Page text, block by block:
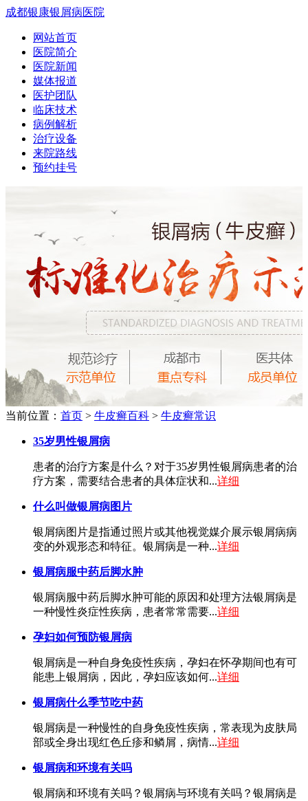
成都银康银屑病医院
网站首页
医院简介
医院新闻
媒体报道
医护团队
临床技术
病例解析
治疗设备
来院路线
预约挂号
当前位置： 首页 > 牛皮癣百科 > 牛皮癣常识
35岁男性银屑病
患者的治疗方案是什么？对于35岁男性银屑病患者的治
疗方案，需要结合患者的具体症状和...详细
什么叫做银屑病图片
银屑病图片是指通过照片或其他视觉媒介展示银屑病病
变的外观形态和特征。银屑病是一种...详细
银屑病服中药后脚水肿
银屑病服中药后脚水肿可能的原因和处理方法银屑病是
一种慢性炎症性疾病，患者常常需要...详细
孕妇如何预防银屑病
银屑病是一种自身免疫性疾病，孕妇在怀孕期间也有可
能患上银屑病，因此，孕妇应该如何...详细
银屑病什么季节吃中药
银屑病是一种慢性的自身免疫性疾病，常表现为皮肤局
部或全身出现红色丘疹和鳞屑，病情...详细
银屑病和环境有关吗
银屑病和环境有关吗？银屑病与环境有关吗？银屑病是